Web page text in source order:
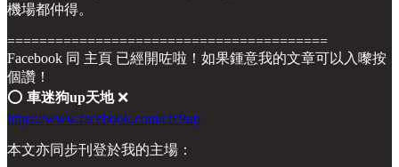
機場都仲得。
========================================
Facebook 同 主頁 已經開咗啦！如果鍾意我的文章可以入嚟按
個讚！
⭕️ 車迷狗up天地❌
https://www.facebook.com/cfc9up
本文亦同步刊登於我的主場：